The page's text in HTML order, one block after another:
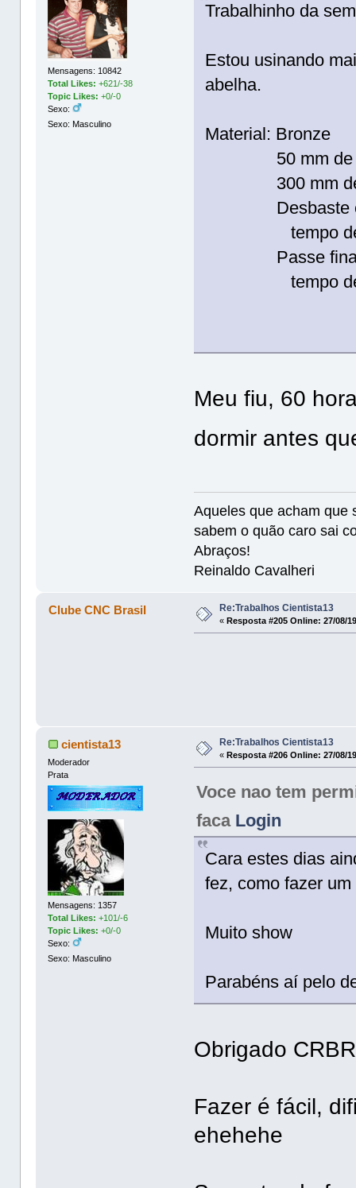
Mensagens: 10842
Total Likes:+621/-38
Topic Likes: +0/-0
Sexo:
Sexo: Masculino
Trabalhinho da
Estou usinando
abelha.
Material: Bronze
50 mm de
300 mm de
Desbaste
tempo de
Passe final
tempo de
Meu fiu, 60
dormir antes
Aqueles que acham que
sabem o quão caro sai
Abraços!
Reinaldo Cavalheri
Clube CNC Brasil Re:Trabalhos Cientista13
«Resposta #205 Online: 27/08/
cientista13
Moderador
Prata
Mensagens: 1357
Total Likes:+101/-6
Topic Likes: +0/-0
Sexo:
Sexo: Masculino
Re:Trabalhos Cientista13
«Resposta #206 Online: 27/08/
Voce nao tem
faca Login
Cara estes dias
fez, como fazer
Muito show
Parabéns aí pelo
Obrigado CRBR
Fazer é fácil,
ehehehe